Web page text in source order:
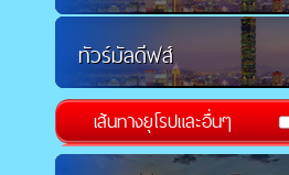
ทัวร์มัลดีฟส์
เส้นทางยุโรปและอื่นๆ